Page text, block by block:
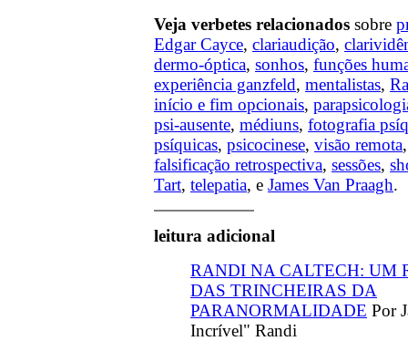
Veja verbetes relacionados sobre
Edgar Cayce, clariaudição,
dermo-óptica, sonhos, funções
experiência ganzfeld, mentalistas,
início e fim opcionais,
psi-ausente, médiuns, fotografia
psíquicas, psicocinese, visão remota
falsificação retrospectiva, sessões,
Tart, telepatia, e James Van Praagh.
leitura adicional
RANDI NA CALTECH: UM
DAS TRINCHEIRAS DA
PARANORMALIDADE Por
Incrível" Randi